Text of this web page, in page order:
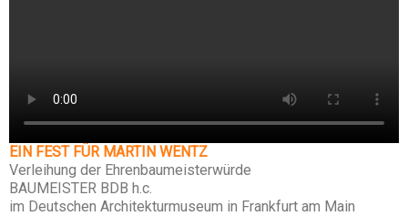
EIN FEST FÜR MARTIN WENTZ
Verleihung der Ehrenbaumeisterwürde
BAUMEISTER BDB h.c.
im Deutschen Architekturmuseum in Frankfurt am Main